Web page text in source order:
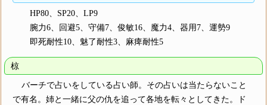
HP80、SP20、LP9
腕力6、回避5、守備7、俊敏16、魔力4、器用7、運勢9
即死耐性10、魅了耐性3、麻痺耐性5
椋
バーチで占いをしている占い師。その占いは当たらないこと
で有名。姉と一緒に父の仇を追って各地を転々としてきた。ド